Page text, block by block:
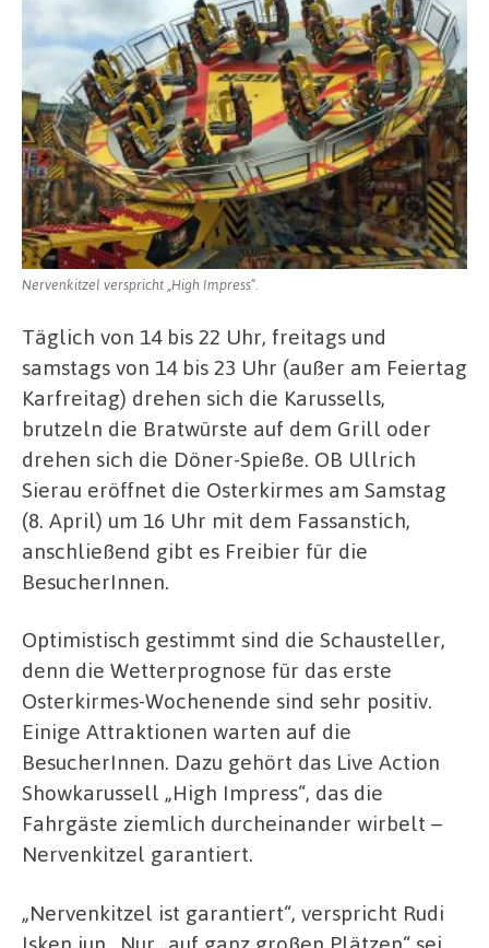
Nervenkitzel verspricht „High Impress“.
Täglich von 14 bis 22 Uhr, freitags und
samstags von 14 bis 23 Uhr (außer am Feiertag
Karfreitag) drehen sich die Karussells,
brutzeln die Bratwürste auf dem Grill oder
drehen sich die Döner-Spieße. OB Ullrich
Sierau eröffnet die Osterkirmes am Samstag
(8. April) um 16 Uhr mit dem Fassanstich,
anschließend gibt es Freibier für die
BesucherInnen.
Optimistisch gestimmt sind die Schausteller,
denn die Wetterprognose für das erste
Osterkirmes-Wochenende sind sehr positiv.
Einige Attraktionen warten auf die
BesucherInnen. Dazu gehört das Live Action
Showkarussell „High Impress“, das die
Fahrgäste ziemlich durcheinander wirbelt –
Nervenkitzel garantiert.
„Nervenkitzel ist garantiert“, verspricht Rudi